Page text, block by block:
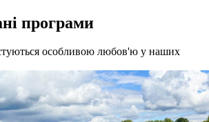
програми
особливою любов'ю у наших